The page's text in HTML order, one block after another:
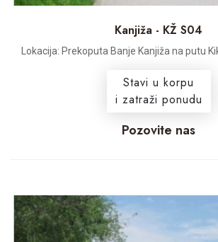
Kanjiža - KŽ S04
Lokacija: Prekoputa Banje Kanjiža na putu
Stavi u korpu
i zatraži ponudu
Pozovite nas